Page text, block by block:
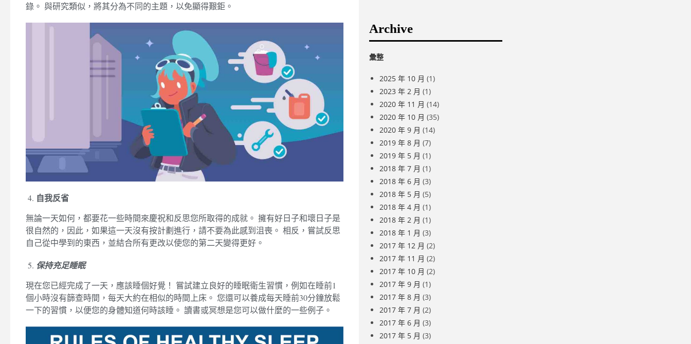
錄。 與研究類似，將其分為不同的主題，以免顯得艱鉅。
自我反省
無論一天如何，都要花一些時間來慶祝和反思您所取得的成就。 擁有好日子和壞日子是
很自然的，因此，如果這一天沒有按計劃進行，請不要為此感到沮喪。 相反，嘗試反思
自己從中學到的東西，並結合所有更改以使您的第二天變得更好。
保持充足睡眠
現在您已經完成了一天，應該睡個好覺！ 嘗試建立良好的睡眠衛生習慣，例如在睡前1
個小時沒有篩查時間，每天大約在相似的時間上床。 您還可以養成每天睡前30分鐘放鬆
一下的習慣，以便您的身體知道何時該睡。 讀書或冥想是您可以做什麼的一些例子。
Archive
彙整
2025 年 10 月 (1)
2023 年 2 月 (1)
2020 年 11 月 (14)
2020 年 10 月 (35)
2020 年 9 月 (14)
2019 年 8 月 (7)
2019 年 5 月 (1)
2018 年 7 月 (1)
2018 年 6 月 (3)
2018 年 5 月 (5)
2018 年 4 月 (1)
2018 年 2 月 (1)
2018 年 1 月 (3)
2017 年 12 月 (2)
2017 年 11 月 (2)
2017 年 10 月 (2)
2017 年 9 月 (1)
2017 年 8 月 (3)
2017 年 7 月 (2)
2017 年 6 月 (3)
2017 年 5 月 (3)